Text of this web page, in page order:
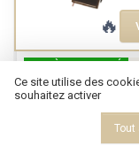
AMAZON BASICS
🔥
Ce site utilise des
souhaitez activer
Tout